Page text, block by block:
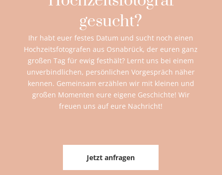
gesucht?
Ihr habt euer festes Datum und sucht noch einen
Hochzeitsfotografen aus Osnabrück, der euren ganz
großen Tag für ewig festhält? Lernt uns bei einem
unverbindlichen, persönlichen Vorgespräch näher
kennen. Gemeinsam erzählen wir mit kleinen und
großen Momenten eure eigene Geschichte! Wir
freuen uns auf eure Nachricht!
Jetzt anfragen